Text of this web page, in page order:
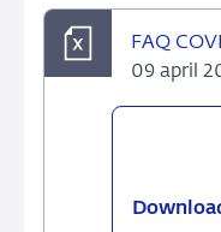
FAQ
09 april